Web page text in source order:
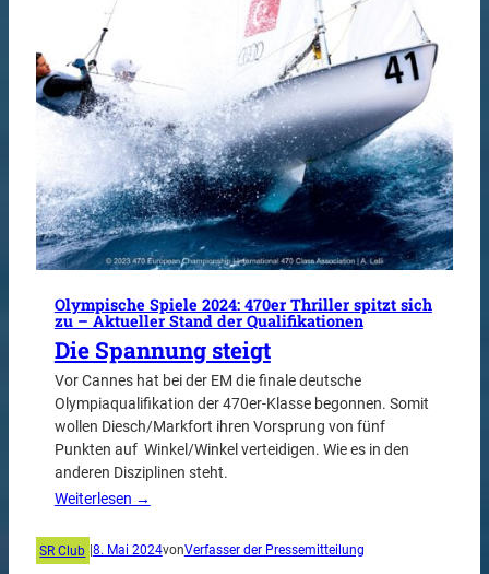
Olympische Spiele 2024: 470er Thriller spitzt sich
zu – Aktueller Stand der Qualifikationen
Die Spannung steigt
Vor Cannes hat bei der EM die finale deutsche
Olympiaqualifikation der 470er-Klasse begonnen. Somit
wollen Diesch/Markfort ihren Vorsprung von fünf
Punkten auf Winkel/Winkel verteidigen. Wie es in den
anderen Disziplinen steht.
Weiterlesen →
SR Club 8. Mai 2024vonVerfasser der Pressemitteilung